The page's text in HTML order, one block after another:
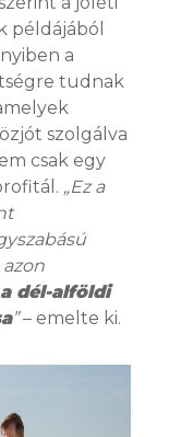
példájából
a
tudnak
szolgálva
csak egy
„Ez a
a dél-alföldi
”– emelte ki.